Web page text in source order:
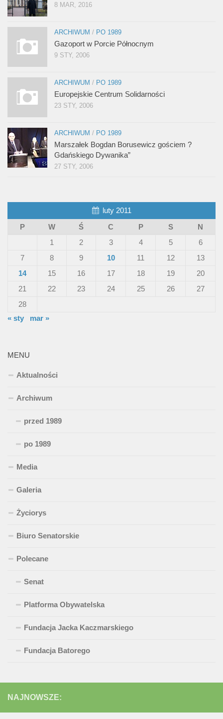
8 MAR, 2016
ARCHIWUM / PO 1989
Gazoport w Porcie Północnym
9 STY, 2006
ARCHIWUM / PO 1989
Europejskie Centrum Solidarności
23 STY, 2006
ARCHIWUM / PO 1989
Marszałek Bogdan Borusewicz gościem ?
Gdańskiego Dywanika”
27 STY, 2006
luty 2011
P
W Ś C P S
N
1
2 3 4 5
6
7
8 9 10 11 12
13
14
15 16 17 18 19
20
21
22 23 24 25 26
27
28
« sty
mar »
MENU
Aktualności
Archiwum
przed 1989
po 1989
Media
Galeria
Życiorys
Biuro Senatorskie
Polecane
Senat
Platforma Obywatelska
Fundacja Jacka Kaczmarskiego
Fundacja Batorego
NAJNOWSZE: